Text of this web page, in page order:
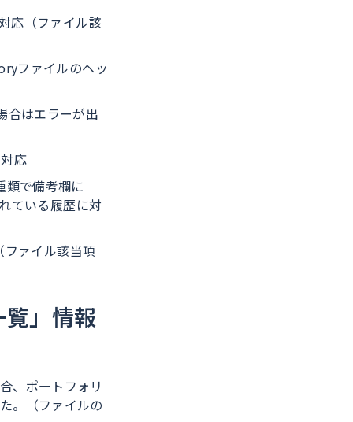
応（ファイル該
ファイルのヘッ
合はエラーが出
応
類で備考欄に
ている履歴に対
ァイル該当項
」情報
、ポートフォリ
。（ファイルの